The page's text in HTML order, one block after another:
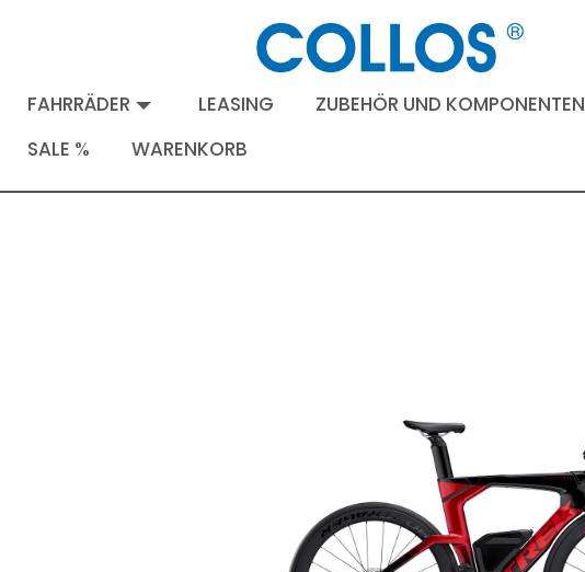
FAHRRÄDER LEASING ZUBEHÖR UND KOMPONENTEN
SALE %
WARENKORB